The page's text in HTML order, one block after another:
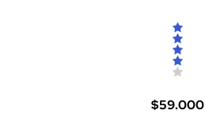
$59.000